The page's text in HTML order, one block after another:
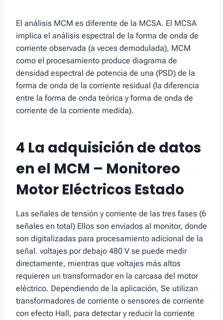
El análisis MCM es diferente de la MCSA. El MCSA
implica el análisis espectral de la forma de onda de
corriente observada (a veces demodulada), MCM
como el procesamiento produce diagrama de
densidad espectral de potencia de una (PSD) de la
forma de onda de la corriente residual (la diferencia
entre la forma de onda teórica y forma de onda de
corriente de la corriente medida).
4 La adquisición de datos
en el MCM – Monitoreo
Motor Eléctricos Estado
Las señales de tensión y corriente de las tres fases (6
señales en total) Ellos son enviados al monitor, donde
son digitalizadas para procesamiento adicional de la
señal. voltajes por debajo 480 V se puede medir
directamente, mientras que voltajes más altos
requieren un transformador en la carcasa del motor
eléctrico. Dependiendo de la aplicación, Se utilizan
transformadores de corriente o sensores de corriente
con efecto Hall, para detectar y reducir la corriente